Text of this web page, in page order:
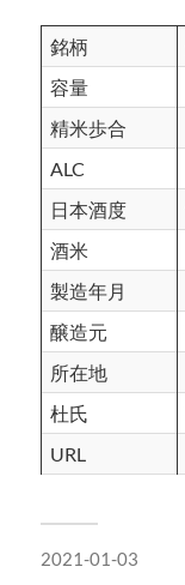
銘柄
容量
精米歩合
ALC
日本酒度
酒米
製造年月
醸造元
所在地
杜氏
URL
2021-01-03